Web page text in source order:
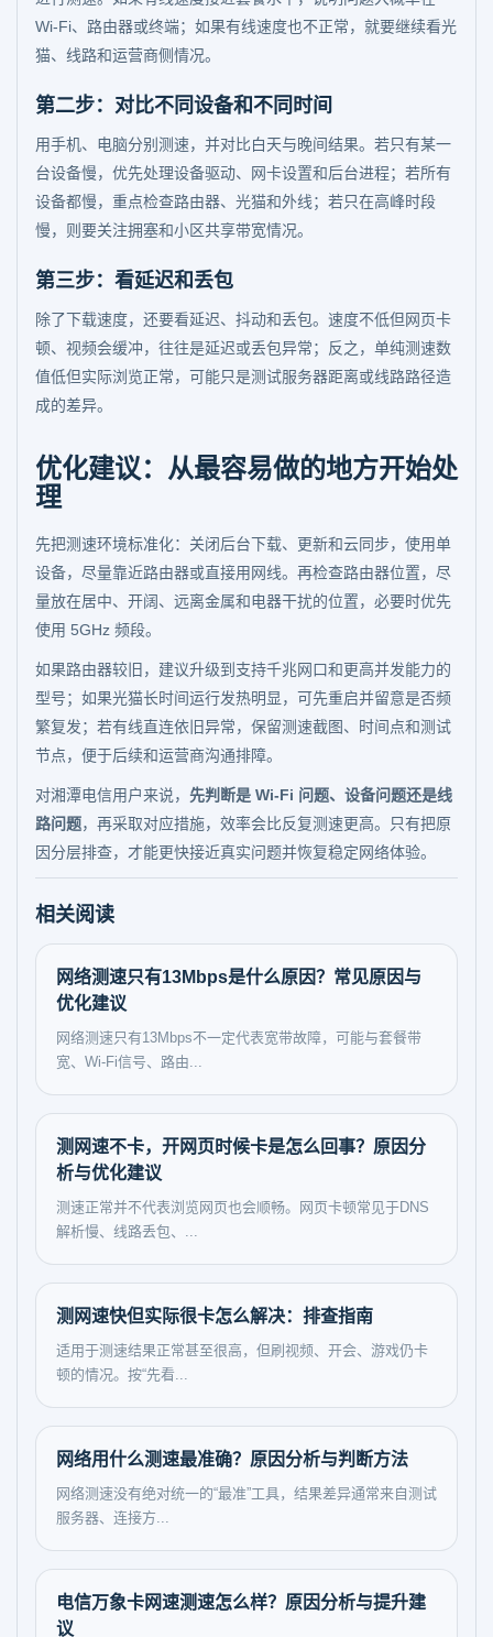
Wi‑Fi、路由器或终端；如果有线速度也不正常，就要继续看光
猫、线路和运营商侧情况。
第二步：对比不同设备和不同时间
用手机、电脑分别测速，并对比白天与晚间结果。若只有某一
台设备慢，优先处理设备驱动、网卡设置和后台进程；若所有
设备都慢，重点检查路由器、光猫和外线；若只在高峰时段
慢，则要关注拥塞和小区共享带宽情况。
第三步：看延迟和丢包
除了下载速度，还要看延迟、抖动和丢包。速度不低但网页卡
顿、视频会缓冲，往往是延迟或丢包异常；反之，单纯测速数
值低但实际浏览正常，可能只是测试服务器距离或线路路径造
成的差异。
优化建议：从最容易做的地方开始处
理
先把测速环境标准化：关闭后台下载、更新和云同步，使用单
设备，尽量靠近路由器或直接用网线。再检查路由器位置，尽
量放在居中、开阔、远离金属和电器干扰的位置，必要时优先
使用 5GHz 频段。
如果路由器较旧，建议升级到支持千兆网口和更高并发能力的
型号；如果光猫长时间运行发热明显，可先重启并留意是否频
繁复发；若有线直连依旧异常，保留测速截图、时间点和测试
节点，便于后续和运营商沟通排障。
对湘潭电信用户来说， 先判断是 Wi‑Fi 问题、设备问题还是线
路问题，再采取对应措施，效率会比反复测速更高。只有把原
因分层排查，才能更快接近真实问题并恢复稳定网络体验。
相关阅读
网络测速只有13Mbps是什么原因？常见原因与
优化建议
网络测速只有13Mbps不一定代表宽带故障，可能与套餐带
宽、Wi-Fi信号、路由...
测网速不卡，开网页时候卡是怎么回事？原因分
析与优化建议
测速正常并不代表浏览网页也会顺畅。网页卡顿常见于DNS
解析慢、线路丢包、...
测网速快但实际很卡怎么解决：排查指南
适用于测速结果正常甚至很高，但刷视频、开会、游戏仍卡
顿的情况。按“先看...
网络用什么测速最准确？原因分析与判断方法
网络测速没有绝对统一的“最准”工具，结果差异通常来自测试
服务器、连接方...
电信万象卡网速测速怎么样？原因分析与提升建
议